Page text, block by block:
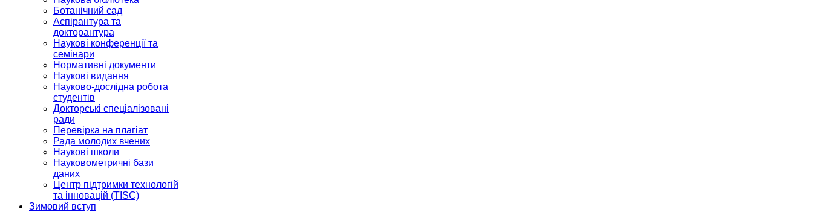
Ботанічний сад
Аспірантура та
докторантура
Наукові конференції та
семінари
Нормативні документи
Наукові видання
Науково-дослідна робота
студентів
Докторські спеціалізовані
ради
Перевірка на плагіат
Рада молодих вчених
Наукові школи
Науковометричні бази
даних
Центр підтримки технологій
та інновацій (TISC)
Зимовий вступ